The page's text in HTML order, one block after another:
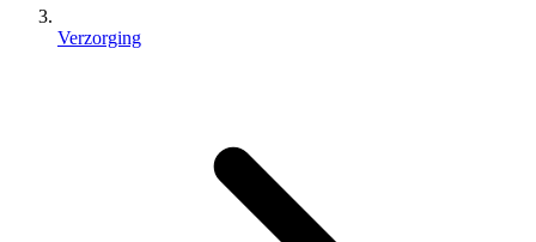
Verzorging